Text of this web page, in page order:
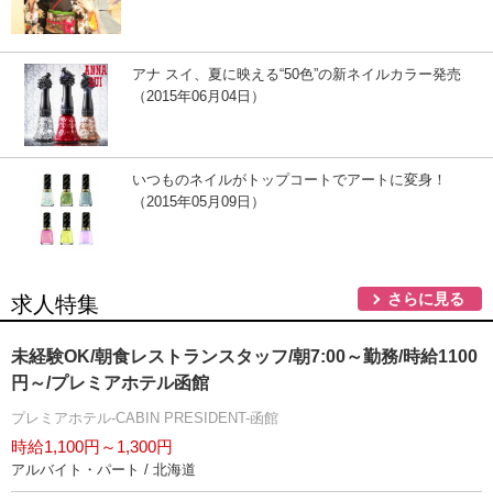
アナ スイ、夏に映える“50色”の新ネイルカラー発売
（2015年06月04日）
いつものネイルがトップコートでアートに変身！
（2015年05月09日）
求人特集 さらに見る
未経験OK/朝食レストランスタッフ/朝7:00～勤務/時給1100
円～/プレミアホテル函館
プレミアホテル-CABIN PRESIDENT-函館
時給1,100円～1,300円
アルバイト・パート / 北海道